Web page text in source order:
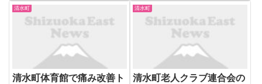
される「権現粥（がゆ）」の振る
舞いがあり、参拝者が無病息災を
願った。 権現 ...
清水町
清水町体育館で痛み改善ト
清水町
清水町老人クラブ連合会の